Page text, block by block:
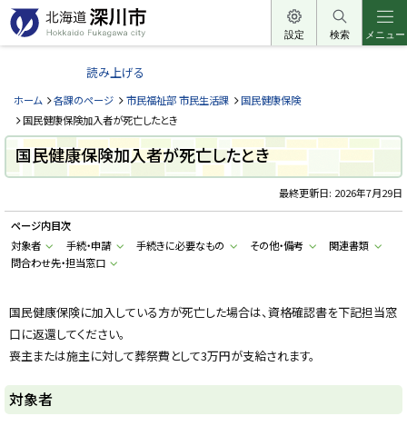
本
文
へ
ー
北
道
深
川
市
H
k
a
d
o
a
g
a
w
a
i
t
y
設定 検索 メニュー
読み上げる
ホーム 各課のページ 市民福祉部 市民生活課
国民健康保険
国民健康保険加入者が死亡したとき
国民健康保険加入者が死亡したとき
最終更新日: 2026年7月29日
ページ内目次
対象者
手続・申請 手続きに必要なもの その他・備考
関連書類
問合わせ先・担当窓口
国民健康保険に加入している方が死亡した場合は、資格確認書を下記担当窓
口に返還してください。
喪主または施主に対して葬祭費として3万円が支給されます。
対象者